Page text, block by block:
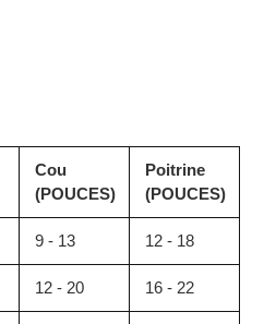
Cou
(POUCES)
Poitrine
(POUCES)
9 - 13 12 - 18
12 - 20 16 - 22